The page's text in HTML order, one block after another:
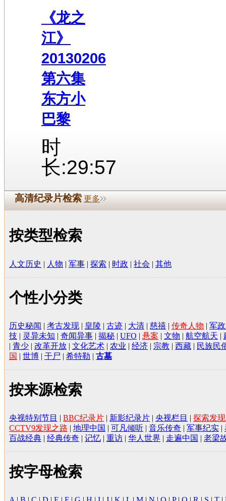
《龙之
江》
20130206
第六集
东方小
巴黎
时
长:29:57
高清纪录片检索 更多
按类型检索
人文历史 | 人物 | 军事 | 探索 | 时政 | 社会 | 其他
个性小分类
历史秘闻 | 考古发现 | 皇陵 | 古迹 | 大清 | 慈禧 | 传奇人物 | 军
技 | 灵异未知 | 奇闻异事 | 揭秘 | UFO | 悬案 | 文物 | 航空航天 |
| 青少 | 改革开放 | 文化艺术 | 农业 | 经济 | 宗教 | 西藏 | 民族民
国 | 世博 | 干尸 | 希特勒 | 古墓
按来源检索
央视特别节目 | BBC纪录片 | 新影纪录片 | 央视栏目 | 探索发现
CCTV9发现之路 | 地理中国 | 可凡倾听 | 音乐传奇 | 军事纪实 |
百战经典 | 经典传奇 | 记忆 | 重访 | 华人世界 | 走遍中国 | 老梁
按字母检索